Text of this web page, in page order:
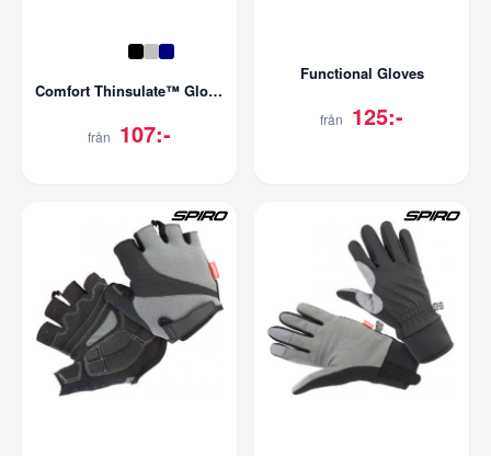
Comfort Thinsulate™ Gloves
från 107:-
Functional Gloves
från 125:-